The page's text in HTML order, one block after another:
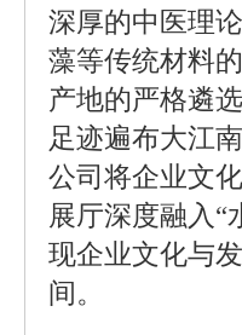
深厚的中医理
藻等传统材料
产地的严格遴
足迹遍布大江
公司将企业文
展厅深度融入“
现企业文化与
间。